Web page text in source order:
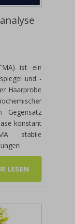
ist ein
und -
Haarprobe
Gegensatz
konstant
stabile
LESEN